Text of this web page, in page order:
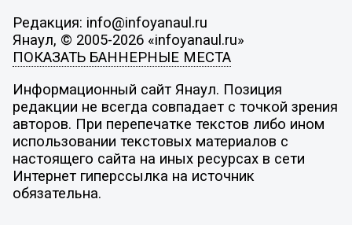
Редакция: info@infoyanaul.ru
Янаул, © 2005-2026 «infoyanaul.ru»
ПОКАЗАТЬ БАННЕРНЫЕ МЕСТА
Информационный сайт Янаул. Позиция
редакции не всегда совпадает с точкой зрения
авторов. При перепечатке текстов либо ином
использовании текстовых материалов с
настоящего сайта на иных ресурсах в сети
Интернет гиперссылка на источник
обязательна.